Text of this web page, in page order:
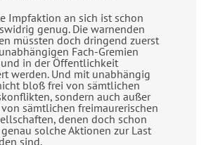
Impfaktion an sich ist schon
genug. Die warnenden
müssten doch dringend zuerst
Fach-Gremien
in der Öffentlichkeit
werden. Und mit unabhängig
bloß frei von sämtlichen
sondern auch außer
sämtlichen freimaurerischen
denen doch schon
solche Aktionen zur Last
sind.